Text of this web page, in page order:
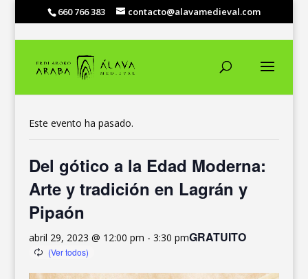
660 766 383 contacto@alavamedieval.com
Este evento ha pasado.
Del gótico a la Edad Moderna:
Arte y tradición en Lagrán y
Pipaón
abril 29, 2023 @ 12:00 pm -3:30 pmGRATUITO